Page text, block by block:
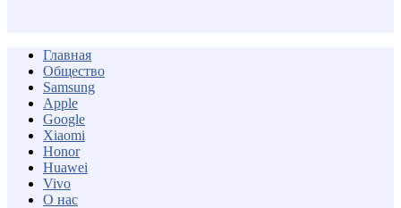
Главная
Общество
Samsung
Apple
Google
Xiaomi
Honor
Huawei
Vivo
О нас